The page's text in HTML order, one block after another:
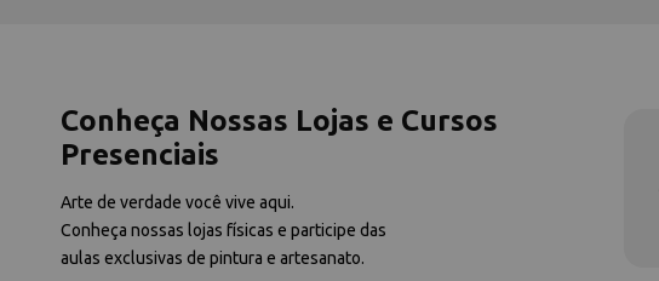
Conheça Nossas Lojas e Cursos
Presenciais
Arte de verdade você vive aqui.
Conheça nossas lojas físicas e participe das
aulas exclusivas de pintura e artesanato.